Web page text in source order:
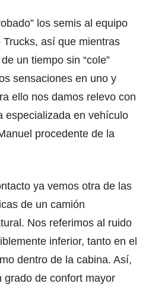
los semis al equipo
así que mientras
un tiempo sin “cole”
sensaciones en uno y
ello nos damos relevo con
especializada en vehículo
procedente de la
ya vemos otra de las
de un camión
Nos referimos al ruido
inferior, tanto en el
dentro de la cabina. Así,
grado de confort mayor